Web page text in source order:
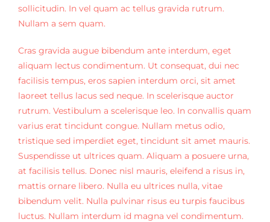
sollicitudin. In vel quam ac tellus gravida rutrum.
Nullam a sem quam.
Cras gravida augue bibendum ante interdum, eget
aliquam lectus condimentum. Ut consequat, dui nec
facilisis tempus, eros sapien interdum orci, sit amet
laoreet tellus lacus sed neque. In scelerisque auctor
rutrum. Vestibulum a scelerisque leo. In convallis quam
varius erat tincidunt congue. Nullam metus odio,
tristique sed imperdiet eget, tincidunt sit amet mauris.
Suspendisse ut ultrices quam. Aliquam a posuere urna,
at facilisis tellus. Donec nisl mauris, eleifend a risus in,
mattis ornare libero. Nulla eu ultrices nulla, vitae
bibendum velit. Nulla pulvinar risus eu turpis faucibus
luctus. Nullam interdum id magna vel condimentum.